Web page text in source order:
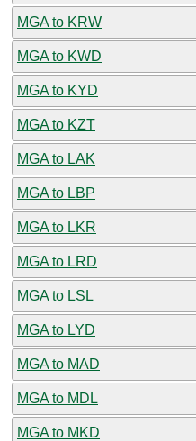
MGA to KRW
MGA to KWD
MGA to KYD
MGA to KZT
MGA to LAK
MGA to LBP
MGA to LKR
MGA to LRD
MGA to LSL
MGA to LYD
MGA to MAD
MGA to MDL
MGA to MKD